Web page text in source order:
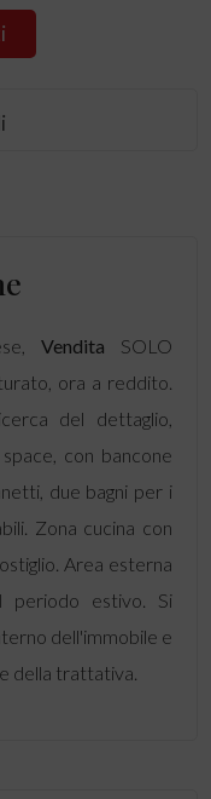
Vendita SOLO
ora a reddito.
del dettaglio,
con bancone
due bagni per i
Zona cucina con
Area esterna
periodo estivo. Si
dell'immobile e
della trattativa.